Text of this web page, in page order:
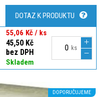
DOPORUČUJEME
DOTAZ K PRODUKTU
55,06 Kč / ks
45,50 Kč
bez DPH
Skladem
ks